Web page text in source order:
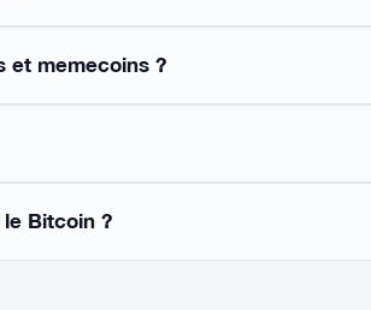
et memecoins ?
Bitcoin ?